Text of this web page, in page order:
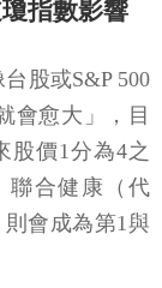
指數影響
股或S&P 500
會愈大」，目
股價1分為4之
聯合健康（代
會成為第1與